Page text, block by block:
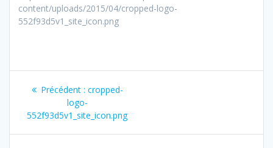
content/uploads/2015/04/cropped-logo-
552f93d5v1_site_icon.png
Navigation
de
l’article
Précédent : Article
précédent
:
cropped-
logo-
552f93d5v1_site_icon.png